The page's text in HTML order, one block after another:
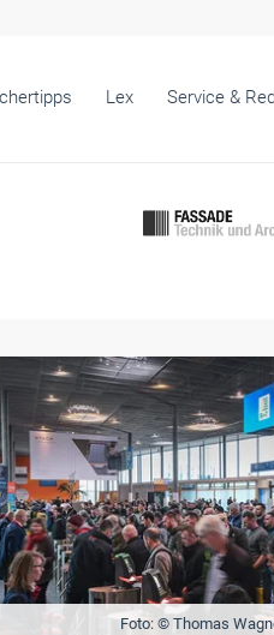
Lex Service &
Foto: © Thomas